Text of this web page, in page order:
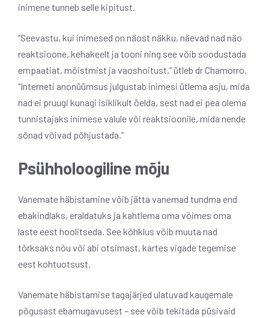
inimene tunneb selle kipitust.
“Seevastu, kui inimesed on näost näkku, näevad nad näo
reaktsioone, kehakeelt ja tooni ning see võib soodustada
empaatiat, mõistmist ja vaoshoitust,” ütleb dr Chamorro.
“Interneti anonüümsus julgustab inimesi ütlema asju, mida
nad ei pruugi kunagi isiklikult öelda, sest nad ei pea olema
tunnistajaks inimese valule või reaktsioonile, mida nende
sõnad võivad põhjustada.”
Psühholoogiline mõju
Vanemate häbistamine võib jätta vanemad tundma end
ebakindlaks, eraldatuks ja kahtlema oma võimes oma
laste eest hoolitseda. See kõhklus võib muuta nad
tõrksaks nõu või abi otsimast, kartes vigade tegemise
eest kohtuotsust.
Vanemate häbistamise tagajärjed ulatuvad kaugemale
põgusast ebamugavusest – see võib tekitada püsivaid